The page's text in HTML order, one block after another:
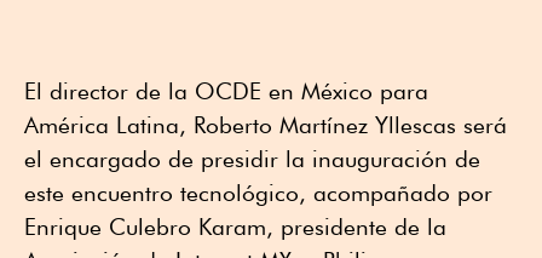
El director de la OCDE en México para
América Latina, Roberto Martínez Yllescas será
el encargado de presidir la inauguración de
este encuentro tecnológico, acompañado por
Enrique Culebro Karam, presidente de la